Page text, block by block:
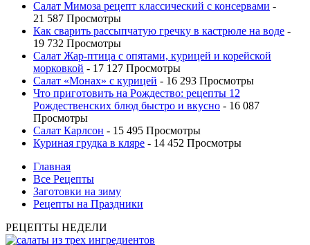
Салат Мимоза рецепт классический с консервами -
21 587 Просмотры
Как сварить рассыпчатую гречку в кастрюле на воде -
19 732 Просмотры
Салат Жар-птица с опятами, курицей и корейской
морковкой - 17 127 Просмотры
Салат «Монах» с курицей - 16 293 Просмотры
Что приготовить на Рождество: рецепты 12
Рождественских блюд быстро и вкусно - 16 087
Просмотры
Салат Карлсон - 15 495 Просмотры
Куриная грудка в кляре - 14 452 Просмотры
Главная
Все Рецепты
Заготовки на зиму
Рецепты на Праздники
РЕЦЕПТЫ НЕДЕЛИ